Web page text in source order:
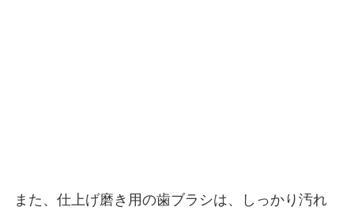
また、仕上げ磨き用の歯ブラシは、しっかり汚れ